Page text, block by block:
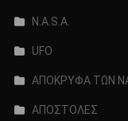
N.A.S.A.
UFO
ΑΠΟΚΡΥΦΑ ΤΩΝ
ΑΠΟΣΤΟΛΕΣ